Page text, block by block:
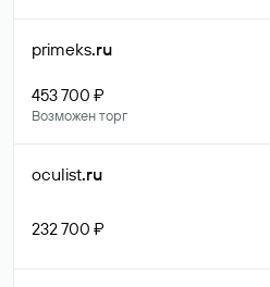
primeks.ru
453 700 ₽
Возможен торг
oculist.ru
232 700 ₽